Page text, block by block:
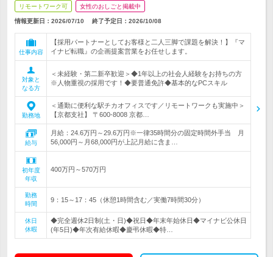
リモートワーク可 女性のおしごと掲載中
情報更新日：2026/07/10 終了予定日： 2026/10/08
仕事内容
【採用パートナーとしてお客様と二人三脚で課題を解決！】『マ
イナビ転職』の企画提案営業をお任せします。
対象と
なる方
＜未経験・第二新卒歓迎＞◆1年以上の社会人経験をお持ちの方
※人物重視の採用です！◆要普通免許◆基本的なPCスキル
勤務地
＜通勤に便利な駅チカオフィスです／リモートワークも実施中＞
【京都支社】 〒600-8008 京都…
給与
月給：24.6万円～29.6万円※一律35時間分の固定時間外手当 月
56,000円～月68,000円が上記月給に含ま…
初年度
年収
400万円～570万円
勤務
時間
9：15～17：45（休憩1時間含む／実働7時間30分）
休日
休暇
◆完全週休2日制(土・日)◆祝日◆年末年始休日◆マイナビ公休日
(年5日)◆年次有給休暇◆慶弔休暇◆特…